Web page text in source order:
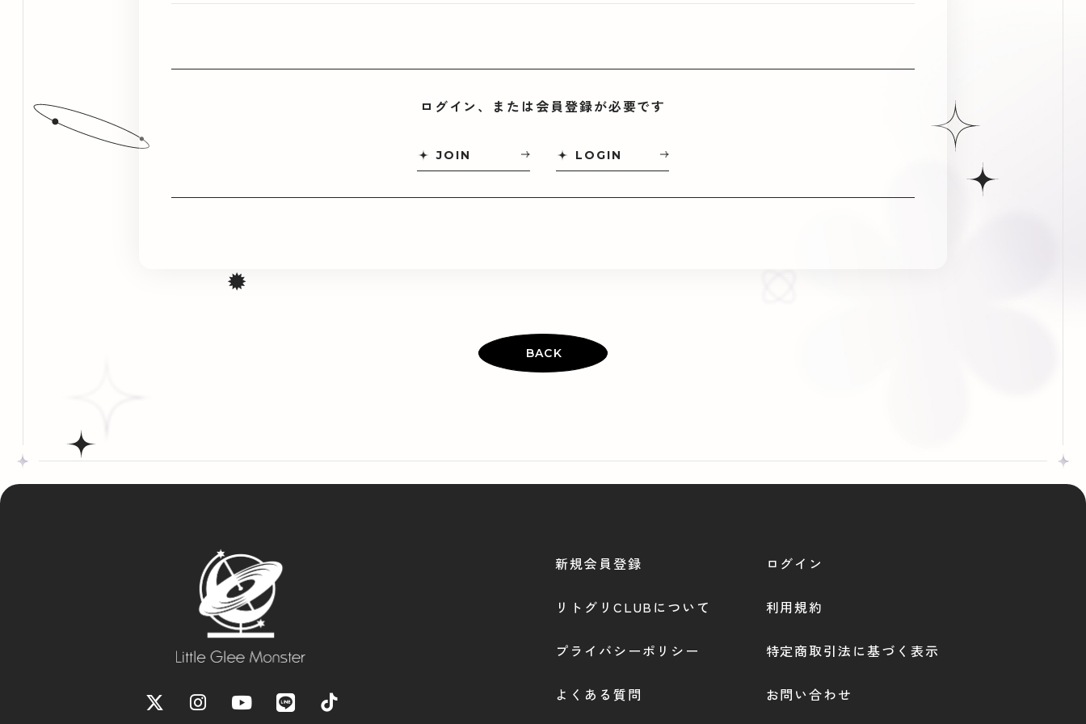
ログイン、または会員登録が必要です
JOIN LOGIN
BACK
新規会員登録 ログイン
リトグリCLUBについて 利用規約
プライバシーポリシー 特定商取引法に基づく表示
よくある質問 お問い合わせ